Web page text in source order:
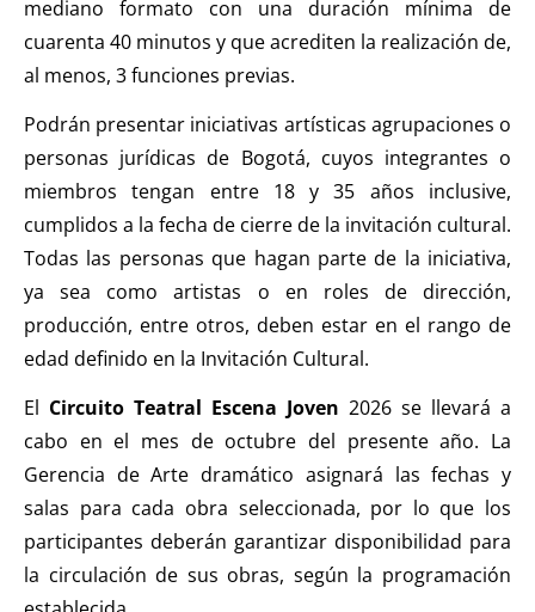
mediano formato con una duración mínima de
cuarenta 40 minutos y que acrediten la realización de,
al menos, 3 funciones previas.
Podrán presentar iniciativas artísticas agrupaciones o
personas jurídicas de Bogotá, cuyos integrantes o
miembros tengan entre 18 y 35 años inclusive,
cumplidos a la fecha de cierre de la invitación cultural.
Todas las personas que hagan parte de la iniciativa,
ya sea como artistas o en roles de dirección,
producción, entre otros, deben estar en el rango de
edad definido en la Invitación Cultural.
El Circuito Teatral Escena Joven 2026 se llevará a
cabo en el mes de octubre del presente año. La
Gerencia de Arte dramático asignará las fechas y
salas para cada obra seleccionada, por lo que los
participantes deberán garantizar disponibilidad para
la circulación de sus obras, según la programación